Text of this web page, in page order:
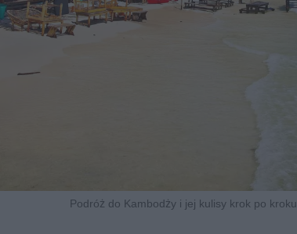
Podróż do Kambodży i jej kulisy krok po kroku